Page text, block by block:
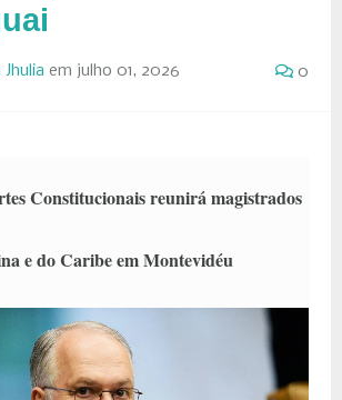
Jhulia em julho 01, 2026 0
Constitucionais reunirá magistrados
e do Caribe em Montevidéu